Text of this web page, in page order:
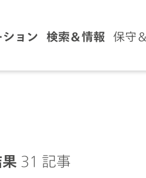
ション 検索＆情報 保守
31 記事